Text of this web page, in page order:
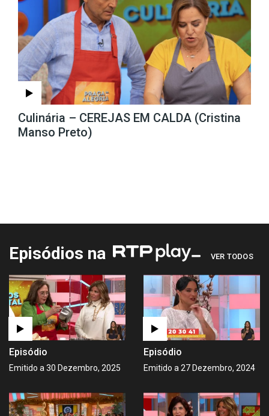
Culinária – CEREJAS EM CALDA (Cristina
Manso Preto)
Episódios na VER TODOS
Episódio
Emitido a 30 Dezembro, 2025
Episódio
Emitido a 27 Dezembro, 2024